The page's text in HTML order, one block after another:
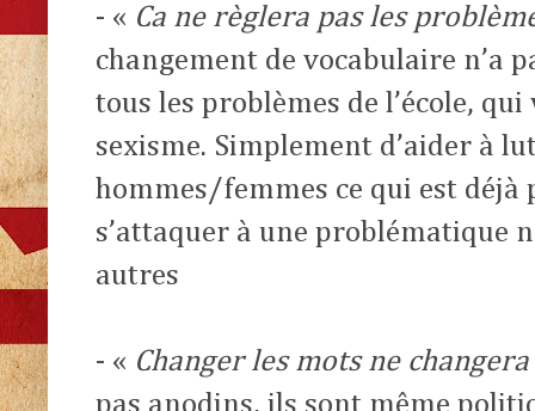
- « Ca ne règlera pas les
changement de vocabulaire n’a
tous les problèmes de l’école,
sexisme. Simplement d’aider à
hommes/femmes ce qui est déjà
s’attaquer à une problématique
autres
- « Changer les mots ne
pas anodins, ils sont même